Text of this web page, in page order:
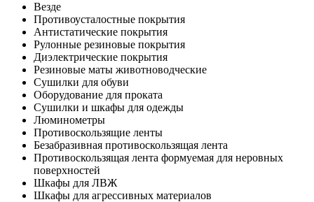
Везде
Противоусталостные покрытия
Антистатические покрытия
Рулонные резиновые покрытия
Диэлектрические покрытия
Резиновые маты животноводческие
Сушилки для обуви
Оборудование для проката
Сушилки и шкафы для одежды
Люминометры
Противоскользящие ленты
Безабразивная противоскользящая лента
Противоскользящая лента формуемая для неровных
поверхностей
Шкафы для ЛВЖ
Шкафы для агрессивных материалов